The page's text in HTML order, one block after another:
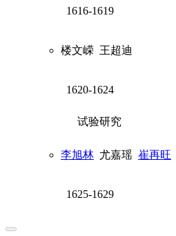
1616-1619
楼文嵘 王超迪
1620-1624
试验研究
李旭林 尤嘉瑶 崔再旺
1625-1629